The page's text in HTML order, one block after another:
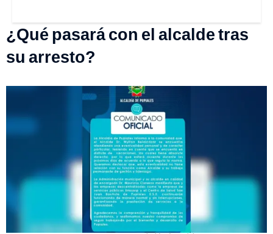
¿Qué pasará con el alcalde tras
su arresto?